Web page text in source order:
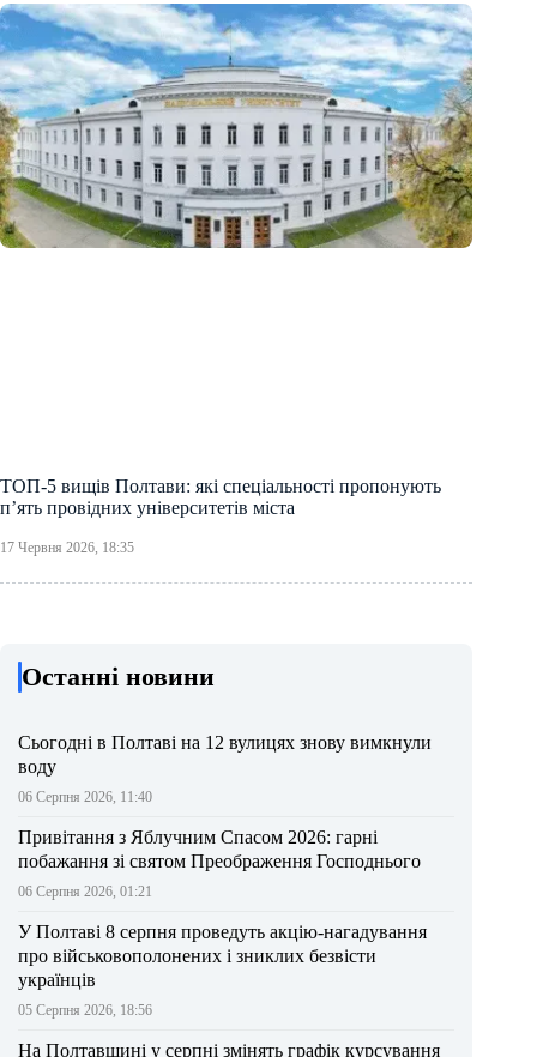
ТОП-5 вищів Полтави: які спеціальності пропонують
п’ять провідних університетів міста
17 Червня 2026, 18:35
Останні новини
Сьогодні в Полтаві на 12 вулицях знову вимкнули
воду
06 Серпня 2026, 11:40
Привітання з Яблучним Спасом 2026: гарні
побажання зі святом Преображення Господнього
06 Серпня 2026, 01:21
У Полтаві 8 серпня проведуть акцію-нагадування
про військовополонених і зниклих безвісти
українців
05 Серпня 2026, 18:56
На Полтавщині у серпні змінять графік курсування